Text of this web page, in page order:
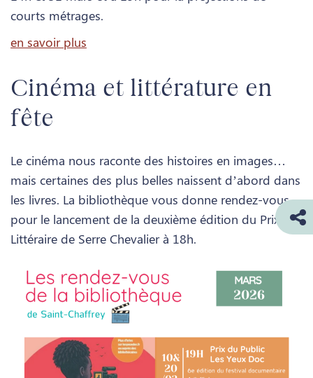
courts métrages.
en savoir plus
Cinéma et littérature en
fête
Le cinéma nous raconte des histoires en images…
mais certaines des plus belles naissent d’abord dans
les livres. La bibliothèque vous donne rendez-vous
pour le lancement de la deuxième édition du Prix
Littéraire de Serre Chevalier à 18h.